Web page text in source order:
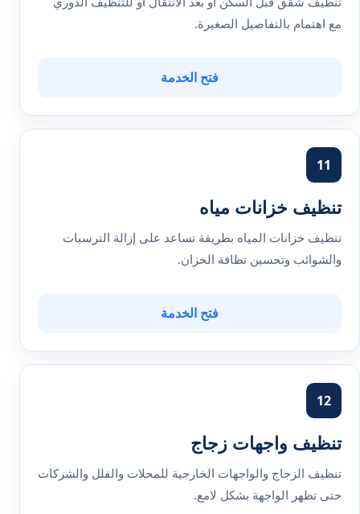
مع اهتمام بالتفاصيل الصغيرة.
فتح الخدمة
11
تنظيف خزانات مياه
تنظيف خزانات المياه بطريقة تساعد على إزالة الترسبات
والشوائب وتحسين نظافة الخزان.
فتح الخدمة
12
تنظيف واجهات زجاج
تنظيف الزجاج والواجهات الخارجية للمحلات والفلل والشركات
حتى تظهر الواجهة بشكل لامع.